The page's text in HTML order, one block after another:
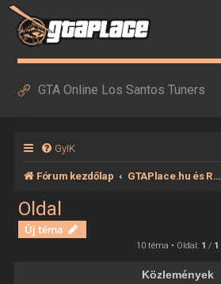
GTA Online Los Santos Tuners
GyIK
Fórum kezdőlap GTAPlace.hu és RedDeadPlace.hu
Oldal
Új téma
10 téma • Oldal: 1 / 1
Közlemények